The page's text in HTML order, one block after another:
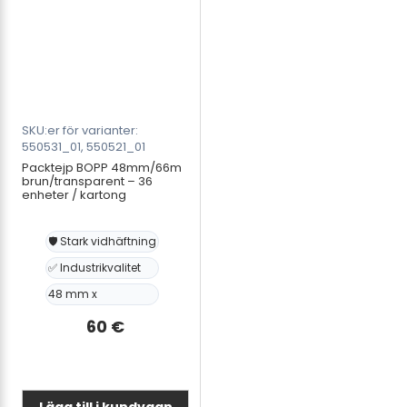
SKU:er för varianter:
550531_01, 550521_01
Packtejp BOPP 48mm/66m
brun/transparent – 36
enheter / kartong
🛡️ Stark vidhäftning
✅ Industrikvalitet
48 mm x
60 €